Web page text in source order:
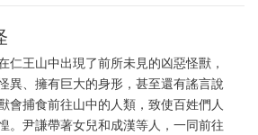
仁王山中出現了前所未見的凶惡怪獸，
異、擁有巨大的身形，甚至還有謠言說
會捕食前往山中的人類，致使百姓們人
。尹謙帶著女兒和成漢等人，一同前往